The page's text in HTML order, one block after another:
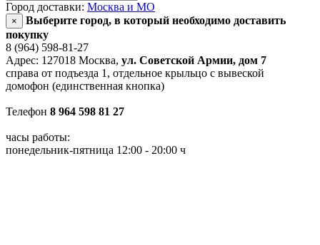
Город доставки: Москва и МО
×
Выберите город, в который необходимо доставить
покупку
8 (964) 598-81-27
Адрес: 127018 Москва, ул. Советской Армии, дом 7
справа от подъезда 1, отдельное крыльцо с вывеской
домофон (единственная кнопка)
Телефон 8 964 598 81 27
часы работы:
понедельник-пятница 12:00 - 20:00 ч